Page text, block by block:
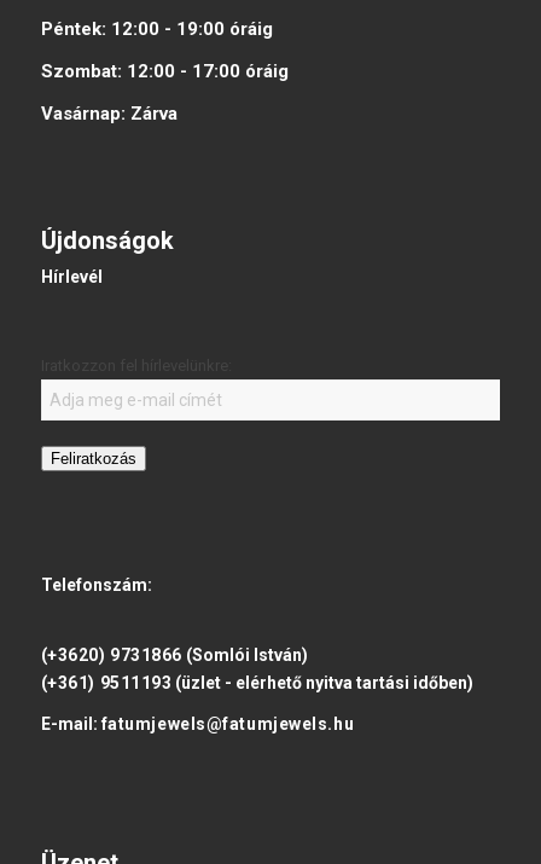
Péntek: 12:00 - 19:00 óráig
Szombat: 12:00 - 17:00 óráig
Vasárnap: Zárva
Újdonságok
Hírlevél
Feliratkozás
Telefonszám:
(+3620) 9731866 (Somlói István)
(+361) 9511193 (üzlet - elérhető nyitva tartási időben)
E-mail: fatumjewels@fatumjewels.hu